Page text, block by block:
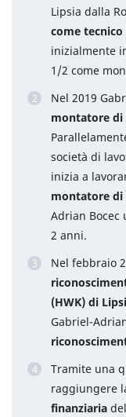
Lipsia dalla
come
inizialmente
1/2 come
Nel 2019
montatore
società di
inizia a
montatore
Adrian
2 anni.
Nel febbraio
(HWK) di
Gabriel-
Tramite una
raggiungere
finanziaria